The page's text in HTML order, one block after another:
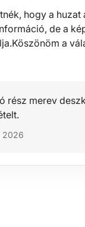
hogy a
de a
a
rész merev
2026